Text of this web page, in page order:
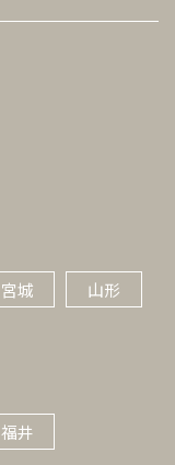
宮城 山形
福井